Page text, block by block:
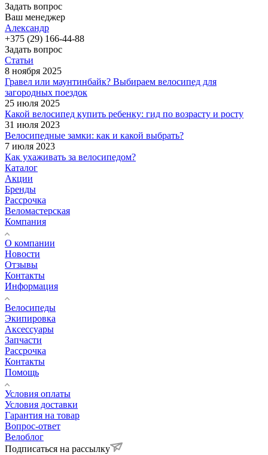
Задать вопрос
Ваш менеджер
Александр
+375 (29) 166-44-88
Задать вопрос
Статьи
8 ноября 2025
Гравел или маунтинбайк? Выбираем велосипед для
загородных поездок
25 июля 2025
Какой велосипед купить ребенку: гид по возрасту и росту
31 июля 2023
Велосипедные замки: как и какой выбрать?
7 июля 2023
Как ухаживать за велосипедом?
Каталог
Акции
Бренды
Рассрочка
Веломастерская
Компания
О компании
Новости
Отзывы
Контакты
Информация
Велосипеды
Экипировка
Аксессуары
Запчасти
Рассрочка
Контакты
Помощь
Условия оплаты
Условия доставки
Гарантия на товар
Вопрос-ответ
Велоблог
Подписаться на рассылку